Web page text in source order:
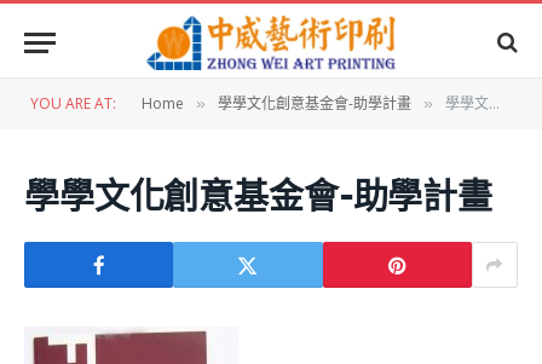
YOU ARE AT: Home » 學學文化創意基金會-助學計畫 » 學學文化創意基金會-助學計畫
學學文化創意基金會-助學計畫